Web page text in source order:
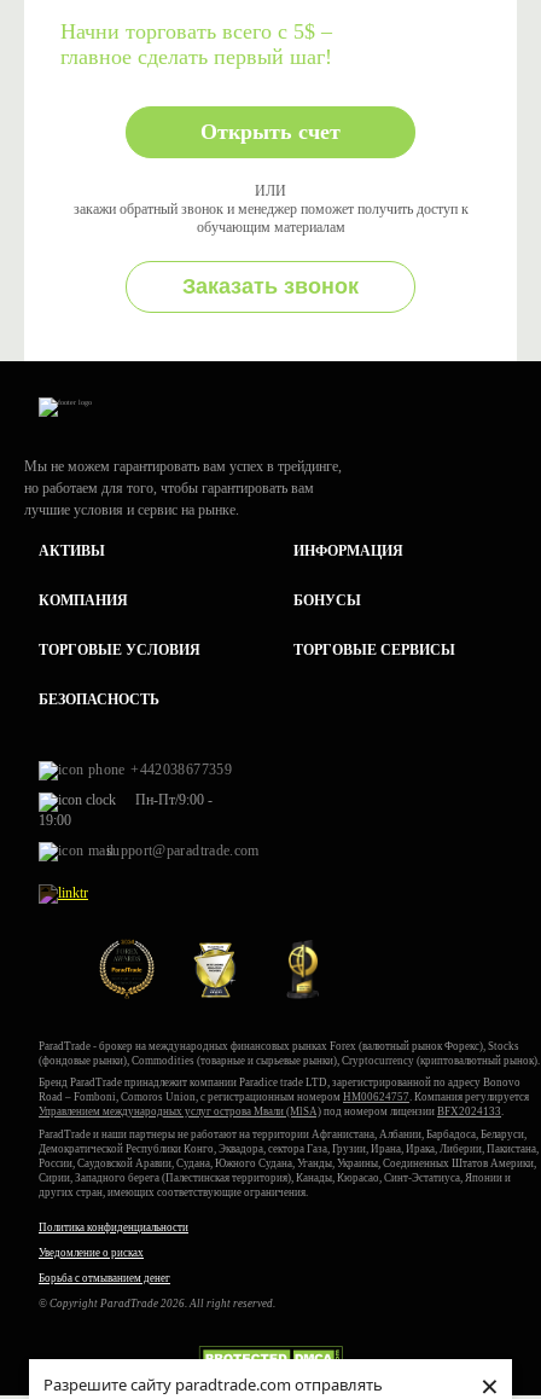
Разрешите сайту paradtrade.com отправлять
×
Начни торговать всего с 5$ –
главное сделать первый шаг!
Открыть счет
ИЛИ
закажи обратный звонок и менеджер поможет получить доступ к
обучающим материалам
Заказать звонок
Мы не можем гарантировать вам успех в трейдинге,
но работаем для того, чтобы гарантировать вам
лучшие условия и сервис на рынке.
+442038677359
Пн-Пт/9:00 -
19:00
support@paradtrade.com
АКТИВЫ ИНФОРМАЦИЯ
КОМПАНИЯ БОНУСЫ
ТОРГОВЫЕ УСЛОВИЯ ТОРГОВЫЕ СЕРВИСЫ
БЕЗОПАСНОСТЬ
ParadTrade - брокер на международных финансовых рынках Forex (валютный рынок Форекс), Stocks
(фондовые рынки), Commodities (товарные и сырьевые рынки), Cryptocurrency (криптовалютный рынок).
Бренд ParadTrade принадлежит компании Paradice trade LTD, зарегистрированной по адресу Bonovo
Road – Fomboni, Comoros Union, с регистрационным номером HM00624757. Компания регулируется
Управлением международных услуг острова Мвали (MlSA) под номером лицензии BFX2024133.
ParadTrade и наши партнеры не работают на территории Афганистана, Албании, Барбадоса, Беларуси,
Демократической Республики Конго, Эквадора, сектора Газа, Грузии, Ирана, Ирака, Либерии, Пакистана,
России, Саудовской Аравии, Судана, Южного Судана, Уганды, Украины, Соединенных Штатов Америки,
Сирии, Западного берега (Палестинская территория), Канады, Кюрасао, Синт-Эстатиуса, Японии и
других стран, имеющих соответствующие ограничения.
Политика конфиденциальности
Уведомление о рисках
Борьба с отмыванием денег
© Copyright ParadTrade 2026. All right reserved.